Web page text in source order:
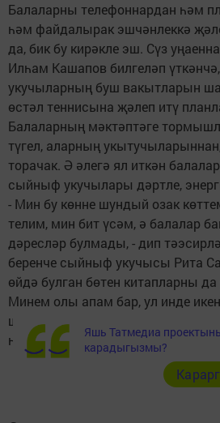
Балаларны телефоннардан һәм
һәм файдалырак эшчәнлеккә
да, бик бу кирәкле эш. Сүз
Илһам Кашапов билгеләп
укучыларның буш вакытларын
өстәл теннисына җәлеп итү
Балаларның мәктәптәге
түгел, аларның
торачак. Ә әлегә ял иткән
сыйныф укучылары дәртле,
- Мин бу көнне шундый озак
телим, мин бит үсәм, ә балалар
дәресләр булмады, - дип
беренче сыйныф укучысы Рита
өйдә булган бөтен китапларны
Минем олы апам бар, ул инде
шулай ук ул да миңа тырышырга
һичшиксез, аның киңәшенә
Яшь Татмедиа
карадыгызмы?